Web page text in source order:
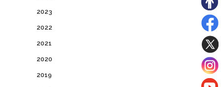
2023
2022
2021
2020
2019